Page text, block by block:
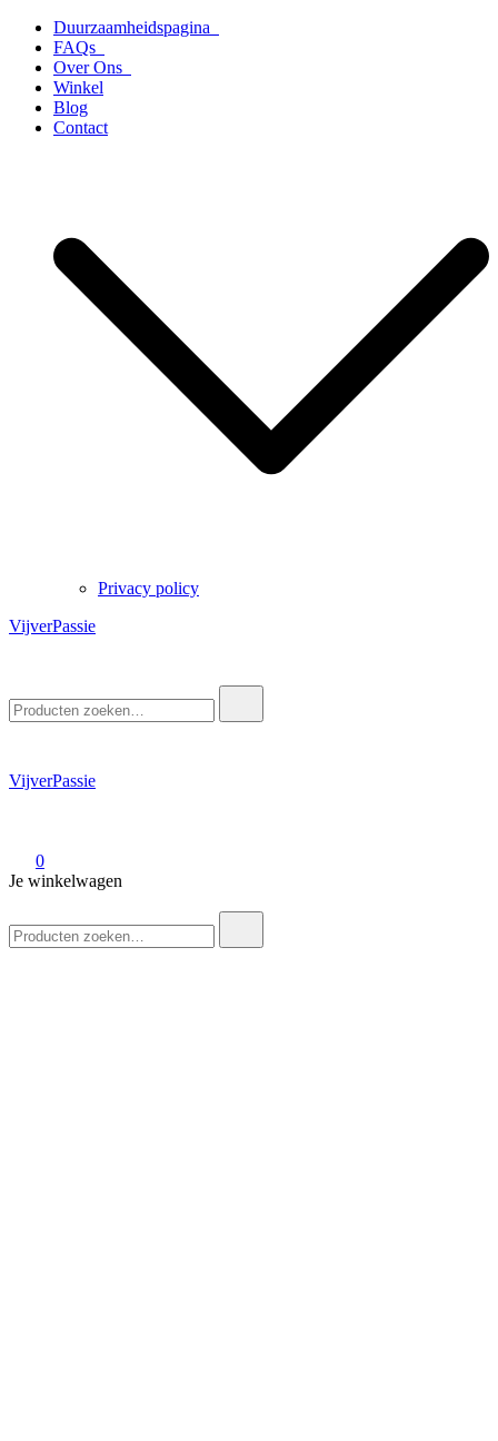
naar
inhoud
Duurzaamheidspagina
FAQs
Over Ons
Winkel
Blog
Contact
Privacy policy
VijverPassie
naar:
VijverPassie
0
Je winkelwagen
naar: